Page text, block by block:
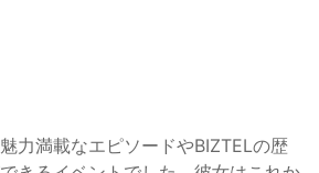
力満載なエピソードやBIZTELの歴